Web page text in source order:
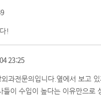
!
23:25
과전문의입니다.옆에서 보고
들이 수입이 높다는 이유만으로